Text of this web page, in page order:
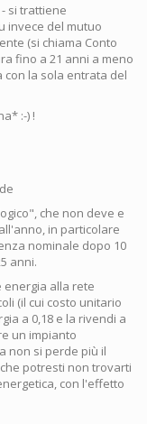
si trattiene
invece del mutuo
(si chiama Conto
fino a 21 anni a meno
con la sola entrata del
:-) !
che non deve e
in particolare
nominale dopo 10
anni.
alla rete
(il cui costo unitario
a 0,18 e la rivendi a
un impianto
non si perde più il
potresti non trovarti
con l'effetto